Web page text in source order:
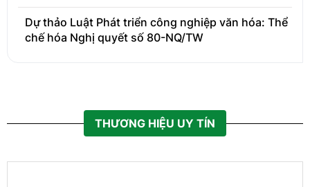
Dự thảo Luật Phát triển công nghiệp văn hóa: Thể
chế hóa Nghị quyết số 80-NQ/TW
THƯƠNG HIỆU UY TÍN